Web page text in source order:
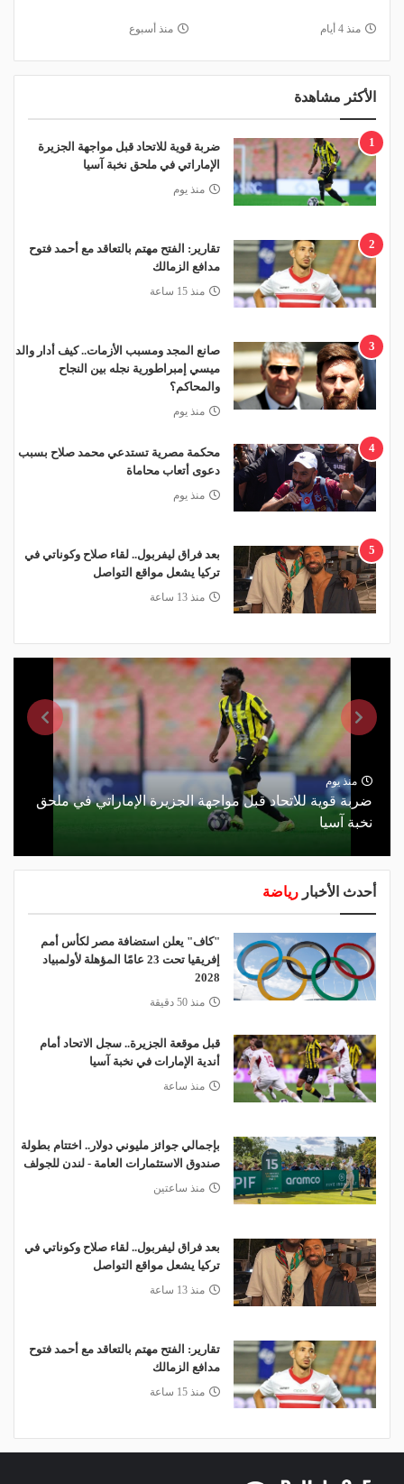
منذ 4 أيام منذ أسبوع
الأكثر مشاهدة
1
ضربة قوية للاتحاد قبل مواجهة الجزيرة
الإماراتي في ملحق نخبة آسيا
منذ يوم
2
تقارير: الفتح مهتم بالتعاقد مع أحمد فتوح
مدافع الزمالك
منذ 15 ساعة
3
صانع المجد ومسبب الأزمات.. كيف أدار والد
ميسي إمبراطورية نجله بين النجاح
والمحاكم؟
منذ يوم
4
محكمة مصرية تستدعي محمد صلاح بسبب
دعوى أتعاب محاماة
منذ يوم
5
بعد فراق ليفربول.. لقاء صلاح وكوناتي في
تركيا يشعل مواقع التواصل
منذ 13 ساعة
منذ يوم
ضربة قوية للاتحاد قبل مواجهة الجزيرة الإماراتي في ملحق
نخبة آسيا
أحدث الأخبار رياضة
"كاف" يعلن استضافة مصر لكأس أمم
إفريقيا تحت 23 عامًا المؤهلة لأولمبياد
2028
منذ 50 دقيقة
قبل موقعة الجزيرة.. سجل الاتحاد أمام
أندية الإمارات في نخبة آسيا
منذ ساعة
بإجمالي جوائز مليوني دولار.. اختتام بطولة
صندوق الاستثمارات العامة - لندن للجولف
منذ ساعتين
بعد فراق ليفربول.. لقاء صلاح وكوناتي في
تركيا يشعل مواقع التواصل
منذ 13 ساعة
تقارير: الفتح مهتم بالتعاقد مع أحمد فتوح
مدافع الزمالك
منذ 15 ساعة